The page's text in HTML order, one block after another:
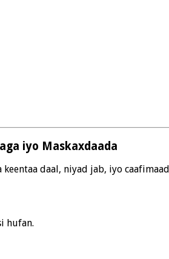
iyo Maskaxdaada
daal, niyad jab, iyo
hufan.